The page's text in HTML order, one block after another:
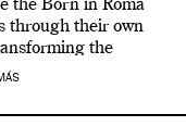
the Born in Roma
through their own
the
canvas.